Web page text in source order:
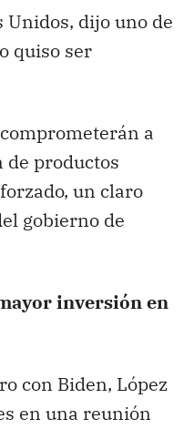
Unidos, dijo uno de
quiso ser
a
productos
un claro
gobierno de
inversión en
con Biden, López
en una reunión